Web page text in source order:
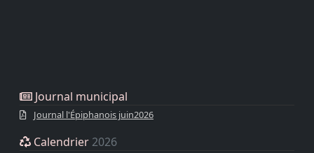
Journal municipal
Journal l'Épiphanois juin2026
Calendrier 2026